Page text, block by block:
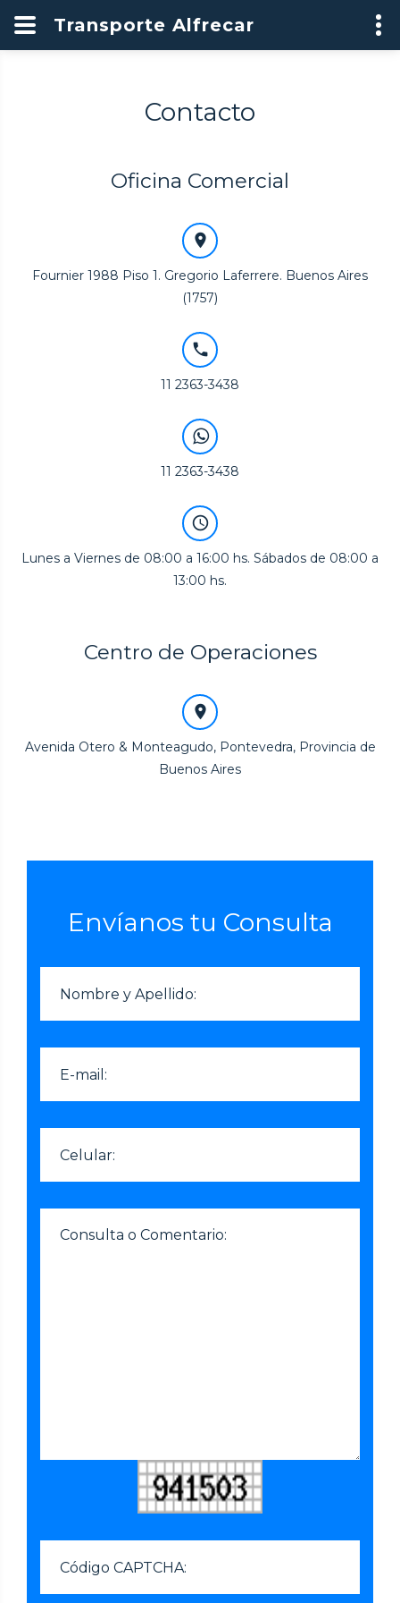
Transporte Alfrecar
Contacto
Oficina Comercial
Fournier 1988 Piso 1. Gregorio Laferrere. Buenos Aires
(1757)
11 2363-3438
11 2363-3438
Lunes a Viernes de 08:00 a 16:00 hs. Sábados de 08:00 a
13:00 hs.
Centro de Operaciones
Avenida Otero & Monteagudo, Pontevedra, Provincia de
Buenos Aires
Envíanos tu Consulta